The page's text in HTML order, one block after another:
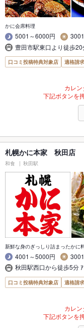
かに会席料理
5001～6000円
豊田市駅東口より徒歩20
口コミ投稿特典対象店 適格請
カレン
下記ボタンを
札幌かに本家 秋田店
和食 秋田駅
新鮮な身のぎっしり詰まったかに
4001～5000円
秋田駅西口から徒歩5分
口コミ投稿特典対象店 適格請
カレン
下記ボタンを